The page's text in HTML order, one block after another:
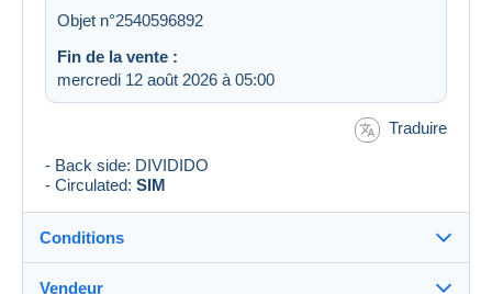
Objet n°2540596892
Fin de la vente :
mercredi 12 août 2026 à 05:00
Traduire
- Back side: DIVIDIDO
- Circulated: SIM
Conditions
Vendeur